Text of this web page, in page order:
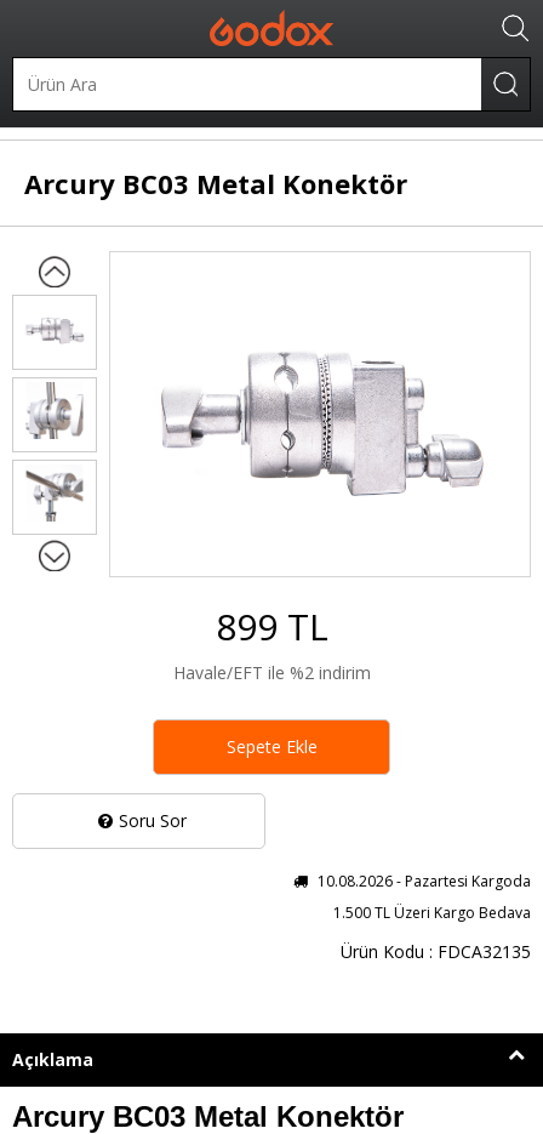
Arcury BC03 Metal Konektör
Soru Sor
899 TL
Havale/EFT ile %2 indirim
10.08.2026 - Pazartesi Kargoda
1.500 TL Üzeri Kargo Bedava
Ürün Kodu : FDCA32135
Sepete Ekle
Açıklama
Arcury BC03 Metal Konektör